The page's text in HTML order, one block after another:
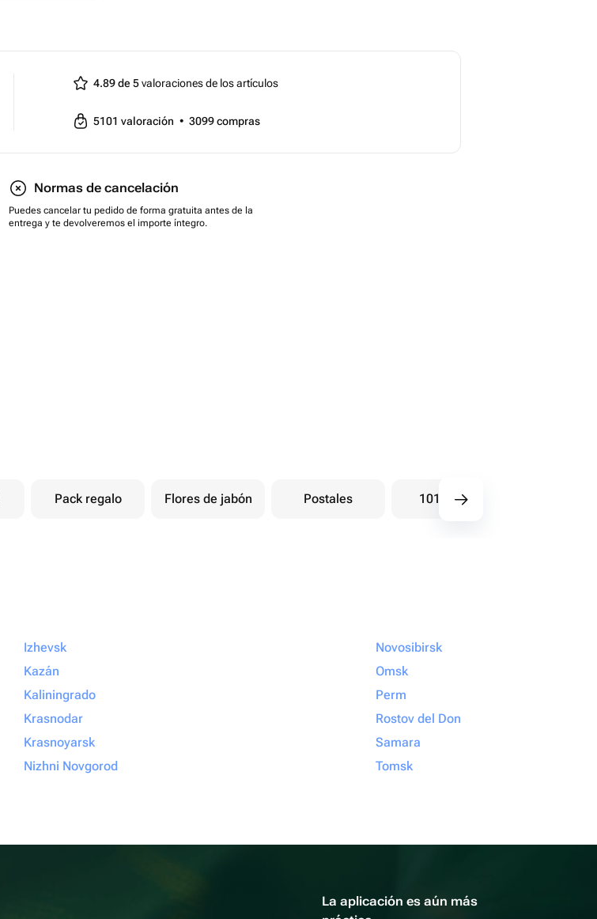
4.89 de 5valoraciones de los artículos
5101 valoración • 3099compras
Normas de cancelación
Puedes cancelar tu pedido de forma gratuita antes de la
entrega y te devolveremos el importe íntegro.
Pack regalo Flores de jabón Postales 101 Rosas
Izhevsk
Kazán
Kaliningrado
Krasnodar
Krasnoyarsk
Nizhni Novgorod
Novosibirsk
Omsk
Perm
Rostov del Don
Samara
Tomsk
La aplicación es aún más